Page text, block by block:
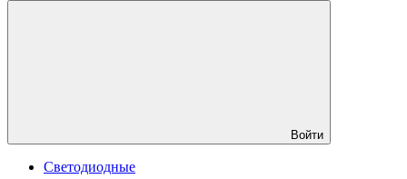
Войти
Светодиодные